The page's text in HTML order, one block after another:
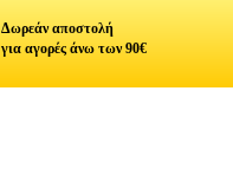
Δωρεάν αποστολή
για αγορές άνω των 90€